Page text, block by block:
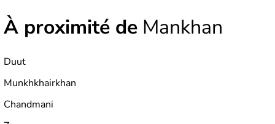
À proximité de Mankhan
Duut
Munkhkhairkhan
Chandmani